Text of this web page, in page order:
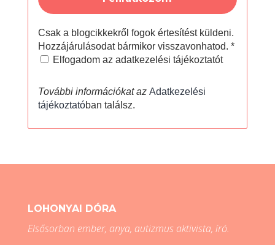
Csak a blogcikkekről fogok értesítést küldeni.
Hozzájárulásodat bármikor visszavonhatod. *
Elfogadom az adatkezelési tájékoztatót
További információkat az Adatkezelési
tájékoztatóban találsz.
LOHONYAI DÓRA
Elsősorban ember, anya, autizmus aktivista, író.